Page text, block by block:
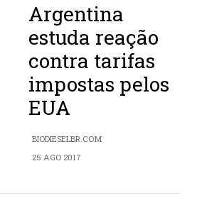
Argentina
estuda reação
contra tarifas
impostas pelos
EUA
BIODIESELBR.COM
25 AGO 2017